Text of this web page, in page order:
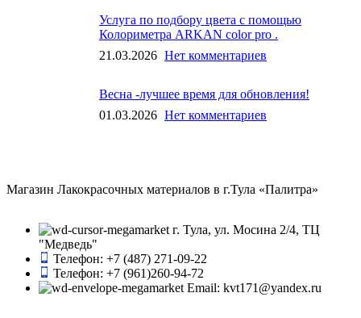
Услуга по подбору цвета с помощью
Колориметра ARKAN color pro .
21.03.2026 Нет комментариев
Весна -лучшее время для обновления!
01.03.2026 Нет комментариев
Магазин Лакокрасочных материалов в г.Тула «Палитра»
г. Тула, ул. Мосина 2/4, ТЦ
"Медведь"
Телефон: +7 (487) 271-09-22
Телефон: +7 (961)260-94-72
Email: kvt171@yandex.ru